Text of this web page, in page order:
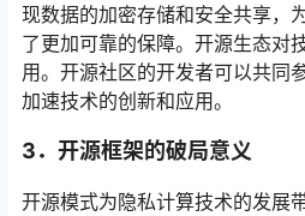
现数据的加密存储和安全共享，
了更加可靠的保障。开源生态对
用。开源社区的开发者可以共同
加速技术的创新和应用。
3． 开源框架的破局意义
开源模式为隐私计算技术的发展